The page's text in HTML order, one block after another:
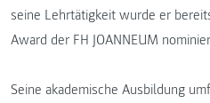
seine Lehrtätigkeit wurde er
Award der FH JOANNEUM
Seine akademische Ausbildung